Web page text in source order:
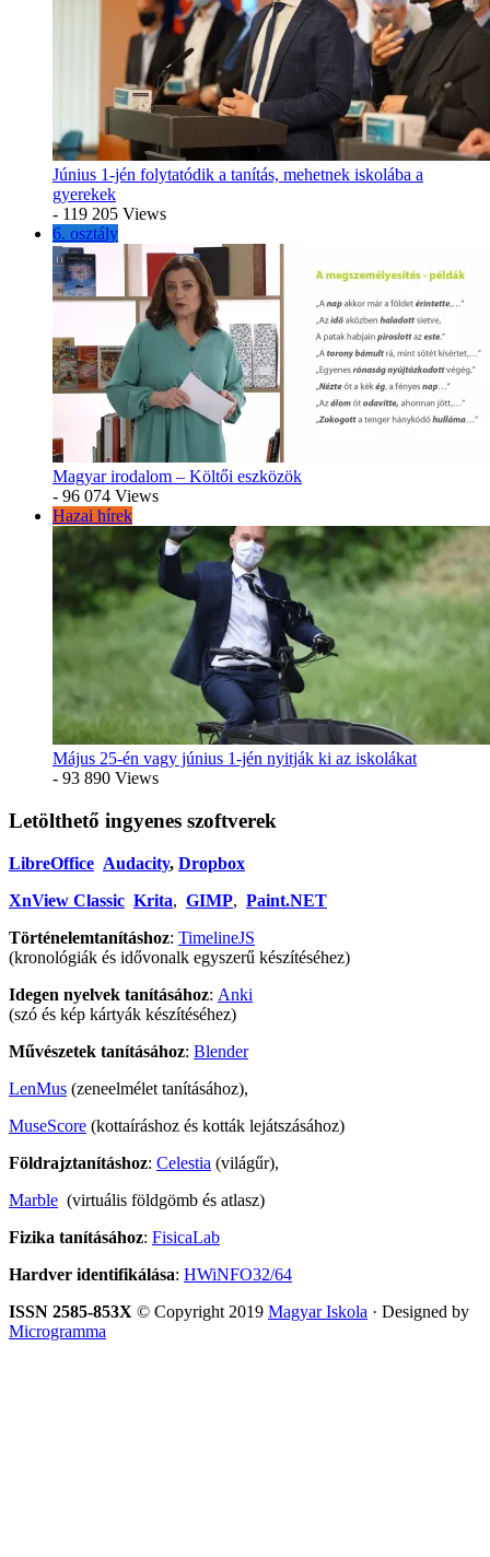
Június 1-jén folytatódik a tanítás, mehetnek iskolába a
gyerekek
- 119 205 Views
6. osztály
Magyar irodalom – Költői eszközök
- 96 074 Views
Hazai hírek
Május 25-én vagy június 1-jén nyitják ki az iskolákat
- 93 890 Views
Letölthető ingyenes szoftverek
LibreOffice Audacity, Dropbox
XnView Classic Krita, GIMP, Paint.NET
Történelemtanításhoz: TimelineJS
(kronológiák és idővonalk egyszerű készítéséhez)
Idegen nyelvek tanításához: Anki
(szó és kép kártyák készítéséhez)
Művészetek tanításához: Blender
LenMus (zeneelmélet tanításához),
MuseScore (kottaíráshoz és kották lejátszásához)
Földrajztanításhoz: Celestia (világűr),
Marble (virtuális földgömb és atlasz)
Fizika tanításához: FisicaLab
Hardver identifikálása: HWiNFO32/64
ISSN 2585-853X © Copyright 2019 Magyar Iskola · Designed by
Microgramma